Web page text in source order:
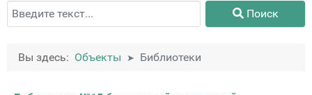
Поиск Поиск
Вы здесь: Объекты Библиотеки